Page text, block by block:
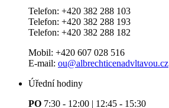
Telefon: +420 382 288 103
Telefon: +420 382 288 193
Telefon: +420 382 288 182
Mobil: +420 607 028 516
E-mail: ou@albrechticenadvltavou.cz
Úřední hodiny
PO 7:30 - 12:00 | 12:45 - 15:30